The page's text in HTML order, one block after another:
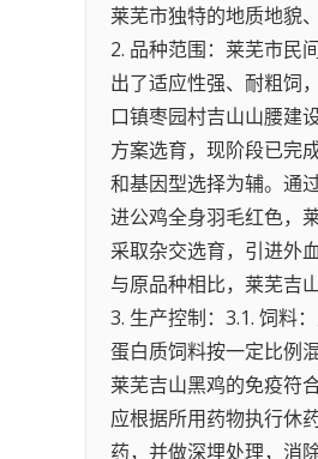
莱芜市独特的地质地貌
2. 品种范围：莱芜市民
出了适应性强、耐粗饲
口镇枣园村吉山山腰建
方案选育，现阶段已完
和基因型选择为辅。通
进公鸡全身羽毛红色，
采取杂交选育，引进外
与原品种相比，莱芜吉
3. 生产控制：3.1. 饲料
蛋白质饲料按一定比例
莱芜吉山黑鸡的免疫符
应根据所用药物执行休
药，并做深埋处理，消